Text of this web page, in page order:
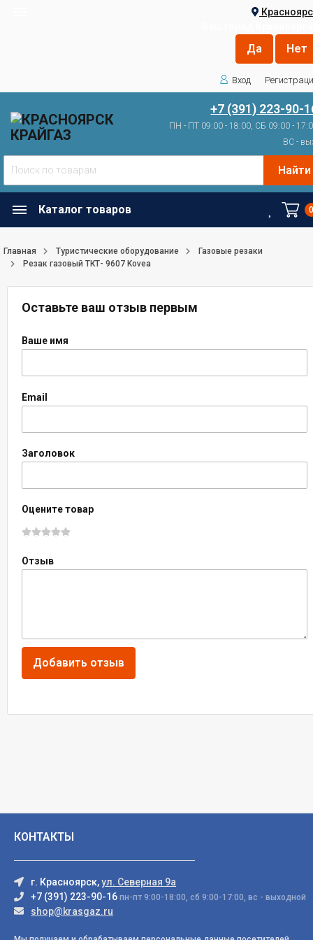
Вход
+7 (391) 223-90-
ПН - ПТ 09:00 - 18:00, СБ 09:00 -
ВС -
Найти
Каталог товаров
Главная Туристические оборудование
Газовые резаки
Резак газовый TКТ- 9607 Kovea
Оставьте ваш отзыв первым
Ваше имя
Email
Заголовок
Оцените товар
Отзыв
КОНТАКТЫ
г. Красноярск,ул. Северная 9а
+7 (391) 223-90-16 пн-пт 9:00-18:00, сб 9:00-17:00, вс - выходной
shop@krasgaz.ru